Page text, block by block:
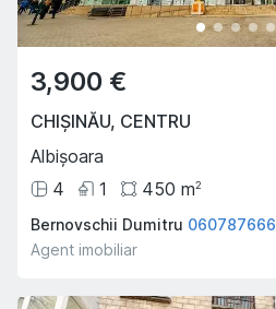
3,900 €
CHIȘINĂU, CENTRU
Albișoara
4
1 450 m2
Bernovschii Dumitru 060787666
Agent imobiliar